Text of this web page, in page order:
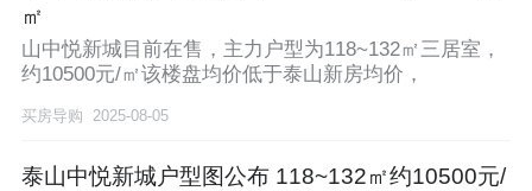
㎡
山中悦新城目前在售，主力户型为118~132㎡三居室，
约10500元/㎡该楼盘均价低于泰山新房均价，
买房导购 2025-08-05
泰山中悦新城户型图公布 118~132㎡约10500元/